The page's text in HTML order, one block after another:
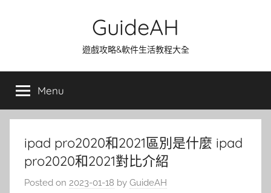
GuideAH
遊戲攻略&軟件生活教程大全
Menu
ipad pro2020和2021區別是什麼 ipad
pro2020和2021對比介紹
Posted on 2023-01-18 by GuideAH